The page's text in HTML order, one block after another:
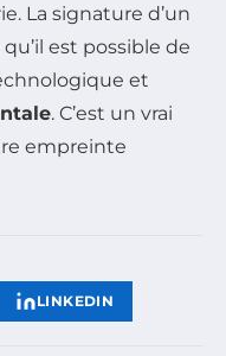
La signature d’un
est possible de
et
. C’est un vrai
empreinte
LINKEDIN